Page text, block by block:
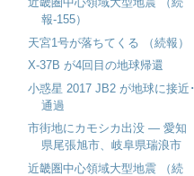
報-155）
天宮1号が落ちてくる （続報）
X-37B が4回目の地球帰還
小惑星 2017 JB2 が地球に接近･
通過
市街地にカモシカ出没 ― 愛知
県尾張旭市、岐阜県瑞浪市
近畿圏中心領域大型地震 （続